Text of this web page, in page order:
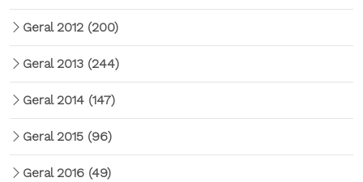
Geral 2012 (200)
Geral 2013 (244)
Geral 2014 (147)
Geral 2015 (96)
Geral 2016 (49)